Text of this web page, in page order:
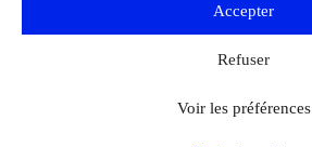
Accepter
Refuser
Voir les préférences
Archéologia